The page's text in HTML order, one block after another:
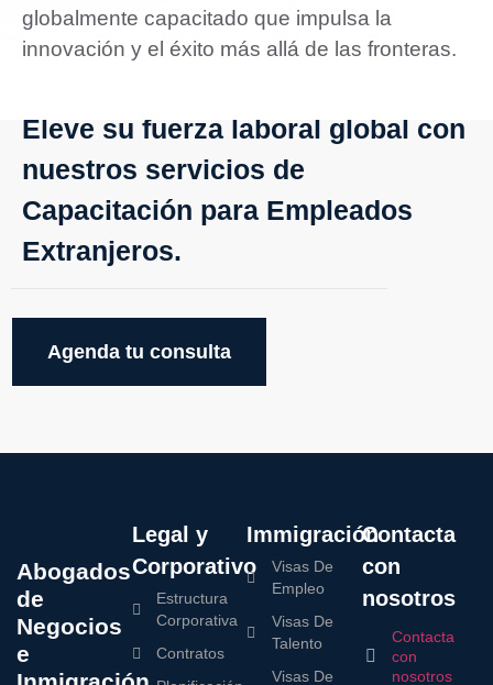
globalmente capacitado que impulsa la
innovación y el éxito más allá de las fronteras.
Eleve su fuerza laboral global con
nuestros servicios de
Capacitación para Empleados
Extranjeros.
Agenda tu consulta
Abogados
de
Negocios
e
Legal y
Corporativo
Estructura
Corporativa
Contratos
Immigración
Visas De
Empleo
Visas De
Talento
Visas De
Contacta
con
nosotros
Contacta
con
nosotros